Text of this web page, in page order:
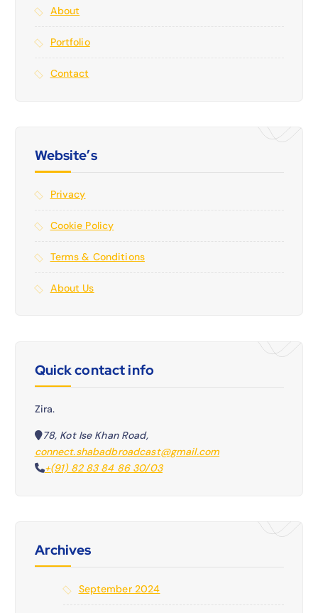
About
Portfolio
Contact
Website’s
Privacy
Cookie Policy
Terms & Conditions
About Us
Quick contact info
Zira.
78, Kot Ise Khan Road,
connect.shabadbroadcast@gmail.com
+(91) 82 83 84 86 30/03
Archives
September 2024